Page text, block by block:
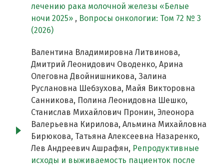
лечению рака молочной железы «Белые
ночи 2025» , Вопросы онкологии: Том 72 № 3
(2026)
Валентина Владимировна Литвинова,
Дмитрий Леонидович Оводенко, Арина
Олеговна Двойнишникова, Залина
Руслановна Шебзухова, Майя Викторовна
Санникова, Полина Леонидовна Шешко,
Станислав Михайлович Пронин, Элеонора
Валерьевна Кирилова, Альмина Михайловна
Бирюкова, Татьяна Алексеевна Назаренко,
Лев Андреевич Ашрафян, Репродуктивные
исходы и выживаемость пациенток после